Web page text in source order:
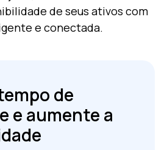
de seus ativos com
e conectada.
de
e aumente a